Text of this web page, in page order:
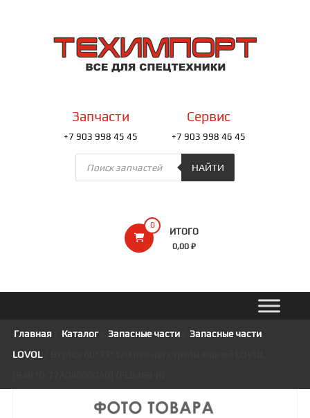
содержимомуТЕХИМПОРТ
Всё
0
ИТОГО
0,00 ₽
Запчасти
+7 903 998 45 45
Сервис
+7 903 998 46 45
Поиск
товаров
НАЙТИ
Главная Каталог/ Запасные части/
Запасные части
LOVOL/ Втулка 60*77*120 пальца стрелы задней LOVOL